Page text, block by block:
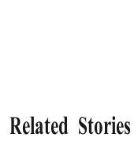
Related Stories